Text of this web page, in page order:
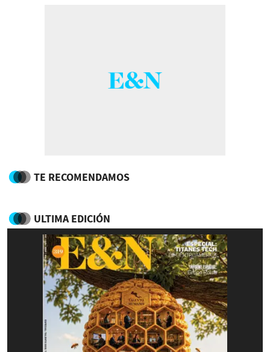
TE RECOMENDAMOS
ULTIMA EDICIÓN